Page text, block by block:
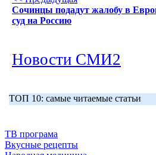
Сочинцы подадут жалобу в
суд на Россию
Новости СМИ2
ТОП 10: самые читаемые статьи
ТВ програма
Вкусные рецепты